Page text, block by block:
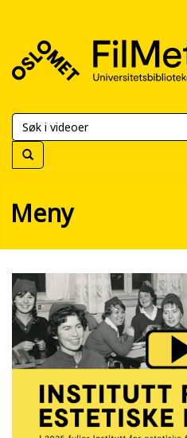
FilMet
Meny